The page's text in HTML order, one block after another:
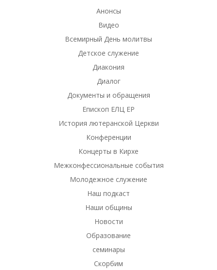
Анонсы
Видео
Всемирный День молитвы
Детское служение
Диакония
Диалог
Документы и обращения
Епископ ЕЛЦ ЕР
История лютеранской Церкви
Конференции
Концерты в Кирхе
Межконфессиональные события
Молодежное служение
Наш подкаст
Наши общины
Новости
Образование
семинары
Скорбим